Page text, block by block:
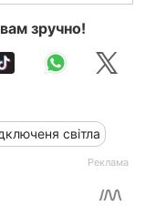
зручно!
світла